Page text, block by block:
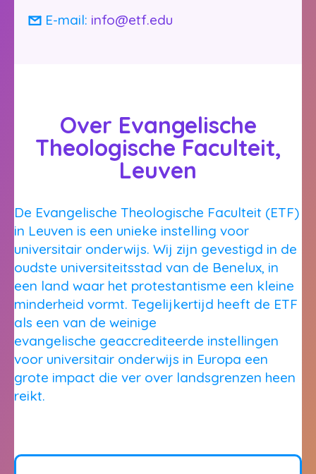
E-mail: info@etf.edu
Over Evangelische
Theologische Faculteit,
Leuven
De Evangelische Theologische Faculteit (ETF)
in Leuven is een unieke instelling voor
universitair onderwijs. Wij zijn gevestigd in de
oudste universiteitsstad van de Benelux, in
een land waar het protestantisme een kleine
minderheid vormt. Tegelijkertijd heeft de ETF
als een van de weinige
evangelische geaccrediteerde instellingen
voor universitair onderwijs in Europa een
grote impact die ver over landsgrenzen heen
reikt.